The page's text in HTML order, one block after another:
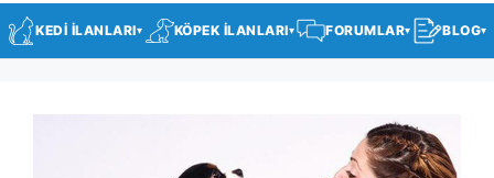
KEDİ İLANLARI▾ KÖPEK İLANLARI▾ FORUMLAR▾ BLOG▾